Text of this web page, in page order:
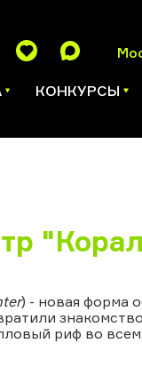
КОНКУРСЫ
) - новая форма
риф во